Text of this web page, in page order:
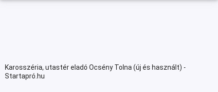
Karosszéria, utastér eladó Ocsény Tolna (új és használt) -
Startapró.hu